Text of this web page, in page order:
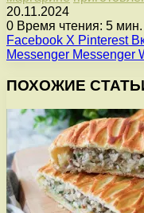
20.11.2024
0 Время чтения: 5 мин.
Facebook X Pinterest
Messenger Messenger
ПОХОЖИЕ